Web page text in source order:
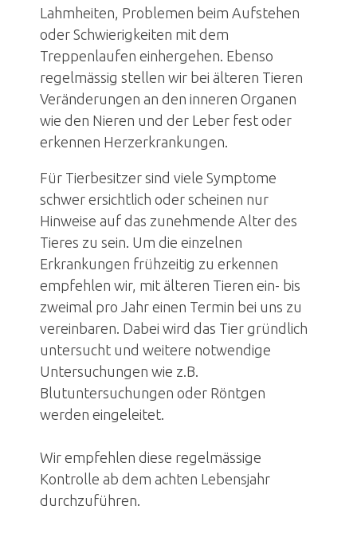
Jubiläum
News
Kontakt
Anmeldung
Lahmheiten, Problemen beim Aufstehen
oder Schwierigkeiten mit dem
Treppenlaufen einhergehen. Ebenso
regelmässig stellen wir bei älteren Tieren
Veränderungen an den inneren Organen
wie den Nieren und der Leber fest oder
erkennen Herzerkrankungen.
Für Tierbesitzer sind viele Symptome
schwer ersichtlich oder scheinen nur
Hinweise auf das zunehmende Alter des
Tieres zu sein. Um die einzelnen
Erkrankungen frühzeitig zu erkennen
empfehlen wir, mit älteren Tieren ein- bis
zweimal pro Jahr einen Termin bei uns zu
vereinbaren. Dabei wird das Tier gründlich
untersucht und weitere notwendige
Untersuchungen wie z.B.
Blutuntersuchungen oder Röntgen
werden eingeleitet.
Wir empfehlen diese regelmässige
Kontrolle ab dem achten Lebensjahr
durchzuführen.